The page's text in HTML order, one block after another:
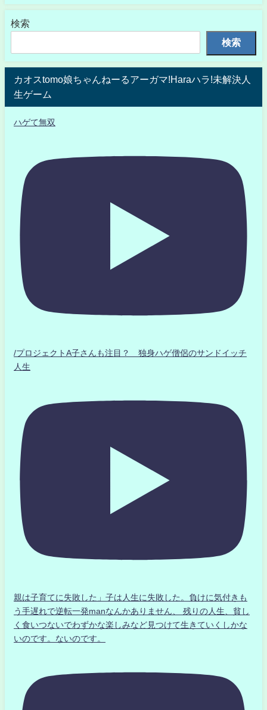
検索
検索
カオスtomo娘ちゃんねーるアーガマ!Haraハラ!未解決人
生ゲーム
ハゲて無双
/プロジェクトA子さんも注目？ 独身ハゲ僧侶のサンドイッチ
人生
親は子育てに失敗した」子は人生に失敗した。負けに気付きも
う手遅れで逆転一発manなんかありません、 残りの人生、貧し
く食いつないでわずかな楽しみなど見つけて生きていくしかな
いのです。ないのです。